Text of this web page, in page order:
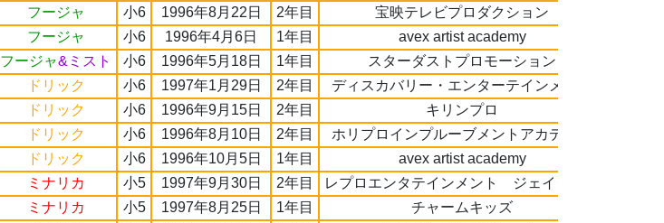
フージャ 小6 1996年8月22日 2年目
宝映テレビプロダクション
フージャ 小6 1996年4月6日 1年目
avex artist academy
フージャ&ミスト 小6 1996年5月18日 1年目
スターダストプロモーション
ドリック 小6 1997年1月29日 2年目
ディスカバリー・エンターテインメント
ドリック 小6 1996年9月15日 2年目
キリンプロ
ドリック 小6 1996年8月10日 2年目
ホリプロインプルーブメントアカデミー
ドリック 小6 1996年10月5日 1年目
avex artist academy
ミナリカ 小5 1997年9月30日 2年目
レプロエンタテインメント ジェイクラス
ミナリカ 小5 1997年8月25日 1年目
チャームキッズ